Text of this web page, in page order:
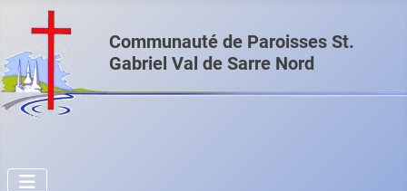
Communauté de Paroisses St.
Gabriel Val de Sarre Nord